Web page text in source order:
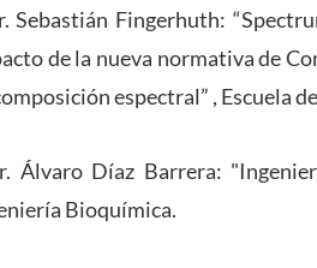
Sebastián Fingerhuth:
de la nueva normativa de
espectral” , Escuela
Álvaro Díaz Barrera:
Bioquímica.